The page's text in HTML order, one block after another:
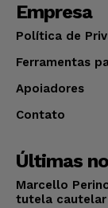
Empresa
Política de
Ferramentas
Apoiadores
Contato
Últimas
Marcello
tutela cautelar